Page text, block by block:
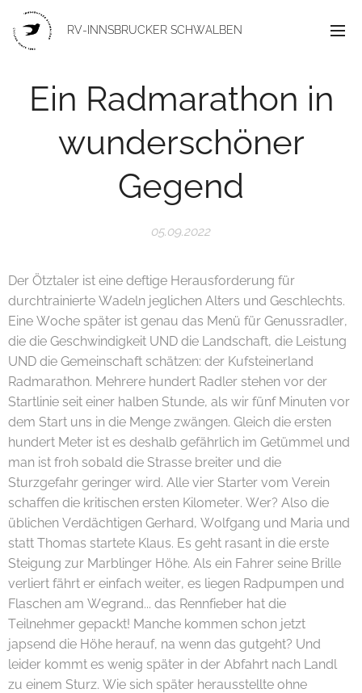
RV-INNSBRUCKER SCHWALBEN
Ein Radmarathon in
wunderschöner
Gegend
05.09.2022
Der Ötztaler ist eine deftige Herausforderung für
durchtrainierte Wadeln jeglichen Alters und Geschlechts.
Eine Woche später ist genau das Menü für Genussradler,
die die Geschwindigkeit UND die Landschaft, die Leistung
UND die Gemeinschaft schätzen: der Kufsteinerland
Radmarathon. Mehrere hundert Radler stehen vor der
Startlinie seit einer halben Stunde, als wir fünf Minuten vor
dem Start uns in die Menge zwängen. Gleich die ersten
hundert Meter ist es deshalb gefährlich im Getümmel und
man ist froh sobald die Strasse breiter und die
Sturzgefahr geringer wird. Alle vier Starter vom Verein
schaffen die kritischen ersten Kilometer. Wer? Also die
üblichen Verdächtigen Gerhard, Wolfgang und Maria und
statt Thomas startete Klaus. Es geht rasant in die erste
Steigung zur Marblinger Höhe. Als ein Fahrer seine Brille
verliert fährt er einfach weiter, es liegen Radpumpen und
Flaschen am Wegrand... das Rennfieber hat die
Teilnehmer gepackt! Manche kommen schon jetzt
japsend die Höhe herauf, na wenn das gutgeht? Und
leider kommt es wenig später in der Abfahrt nach Landl
zu einem Sturz. Wie sich später herausstellte ohne